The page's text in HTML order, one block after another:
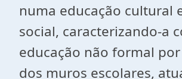
numa educação cultural
social, caracterizando-a
educação não formal
dos muros escolares,